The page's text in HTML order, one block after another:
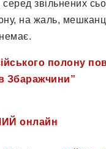
звільнених
на жаль,
полону
Збаражчини”
онлайн